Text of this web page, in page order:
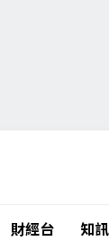
財經台 知